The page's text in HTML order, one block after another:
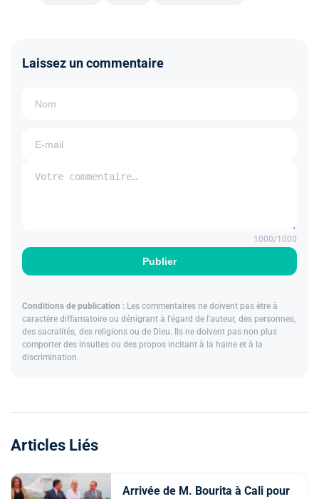
Laissez un commentaire
Publier
1000/1000
Conditions de publication : Les commentaires ne doivent pas être à
caractère diffamatoire ou dénigrant à l'égard de l'auteur, des personnes,
des sacralités, des religions ou de Dieu. Ils ne doivent pas non plus
comporter des insultes ou des propos incitant à la haine et à la
discrimination.
Articles Liés
Arrivée de M. Bourita à Cali pour